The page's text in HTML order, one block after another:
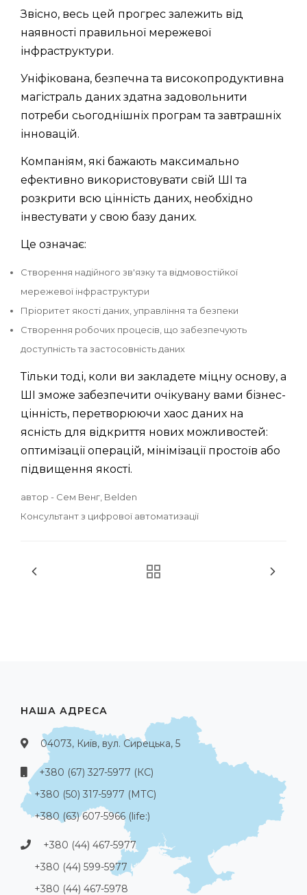
Звісно, ​​весь цей прогрес залежить від
наявності правильної мережевої
інфраструктури.
Уніфікована, безпечна та високопродуктивна
магістраль даних здатна задовольнити
потреби сьогоднішніх програм та завтрашніх
інновацій.
Компаніям, які бажають максимально
ефективно використовувати свій ШІ та
розкрити всю цінність даних, необхідно
інвестувати у свою базу даних.
Це означає:
Створення надійного зв'язку та відмовостійкої
мережевої інфраструктури
Пріоритет якості даних, управління та безпеки
Створення робочих процесів, що забезпечують
доступність та застосовність даних
Тільки тоді, коли ви закладете міцну основу, а
ШІ зможе забезпечити очікувану вами бізнес-
цінність, перетворюючи хаос даних на
ясність для відкриття нових можливостей:
оптимізації операцій, мінімізації простоїв або
підвищення якості.
автор - Сем Венг, Belden
Консультант з цифрової автоматизації
НАША АДРЕСА
04073, Київ, вул. Сирецька, 5
+380 (67) 327-5977 (КС)
+380 (50) 317-5977 (МТС)
+380 (63) 607-5966 (life:)
+380 (44) 467-5977
+380 (44) 599-5977
+380 (44) 467-5978